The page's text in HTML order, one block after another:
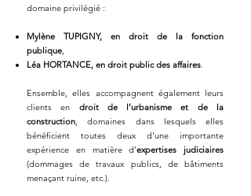
domaine privilégié :
Mylène TUPIGNY, en droit de la fonction
publique,
Léa HORTANCE, en droit public des affaires.
Ensemble, elles accompagnent également leurs
clients en droit de l’urbanisme et de la
construction, domaines dans lesquels elles
bénéficient toutes deux d’une importante
expérience en matière d’expertises judiciaires
(dommages de travaux publics, de bâtiments
menaçant ruine, etc.).